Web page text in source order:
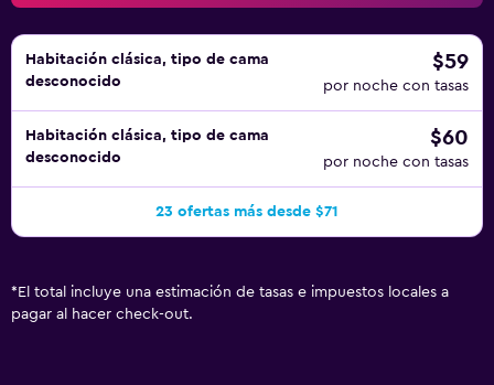
Habitación clásica, tipo de cama
desconocido
$59
por noche con tasas
Habitación clásica, tipo de cama
desconocido
$60
por noche con tasas
23 ofertas más desde $71
* El total incluye una estimación de tasas e impuestos locales a
pagar al hacer check-out.